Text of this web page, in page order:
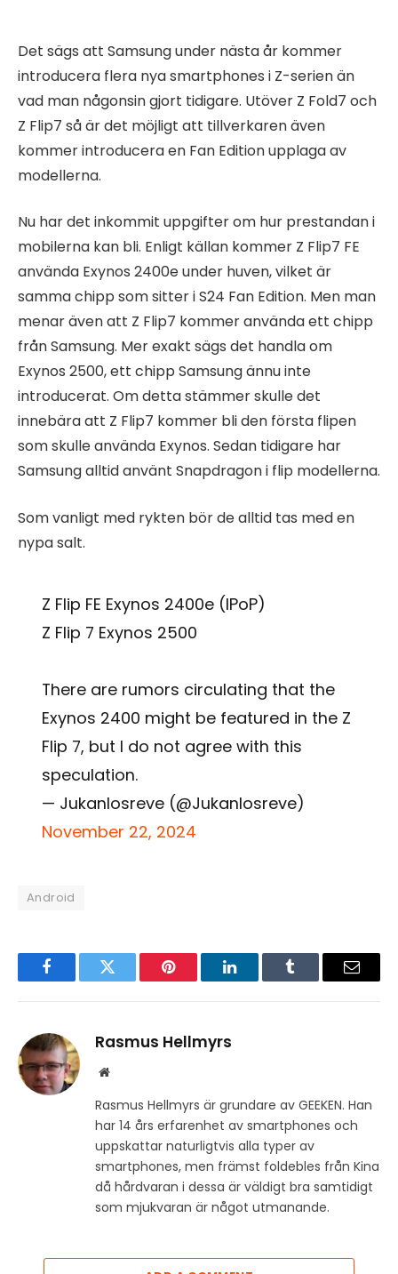
Det sägs att Samsung under nästa år kommer
introducera flera nya smartphones i Z-serien än
vad man någonsin gjort tidigare. Utöver Z Fold7 och
Z Flip7 så är det möjligt att tillverkaren även
kommer introducera en Fan Edition upplaga av
modellerna.
Nu har det inkommit uppgifter om hur prestandan i
mobilerna kan bli. Enligt källan kommer Z Flip7 FE
använda Exynos 2400e under huven, vilket är
samma chipp som sitter i S24 Fan Edition. Men man
menar även att Z Flip7 kommer använda ett chipp
från Samsung. Mer exakt sägs det handla om
Exynos 2500, ett chipp Samsung ännu inte
introducerat. Om detta stämmer skulle det
innebära att Z Flip7 kommer bli den första flipen
som skulle använda Exynos. Sedan tidigare har
Samsung alltid använt Snapdragon i flip modellerna.
Som vanligt med rykten bör de alltid tas med en
nypa salt.
Z Flip FE Exynos 2400e (IPoP)
Z Flip 7 Exynos 2500
There are rumors circulating that the
Exynos 2400 might be featured in the Z
Flip 7, but I do not agree with this
speculation.
— Jukanlosreve (@Jukanlosreve)
November 22, 2024
Android
FacebookTwitter Pinterest LinkedInTumblr Email
Rasmus Hellmyrs
Website
Rasmus Hellmyrs är grundare av GEEKEN. Han
har 14 års erfarenhet av smartphones och
uppskattar naturligtvis alla typer av
smartphones, men främst foldebles från Kina
då hårdvaran i dessa är väldigt bra samtidigt
som mjukvaran är något utmanande.